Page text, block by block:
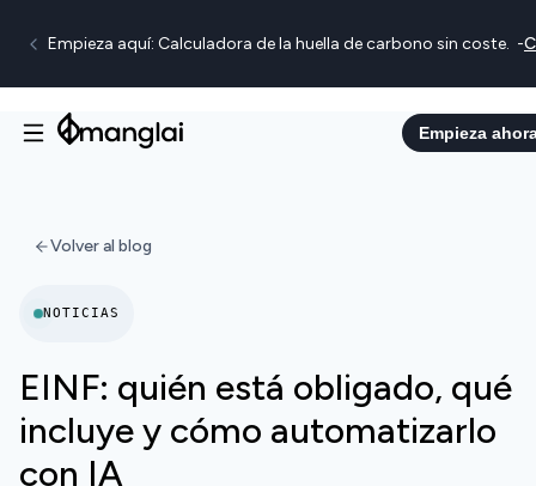
Empieza aquí: Calculadora de la huella de carbono sin coste. -
Empieza
Volver al blog
NOTICIAS
EINF: quién está obligado, qué
incluye y cómo automatizarlo
con IA